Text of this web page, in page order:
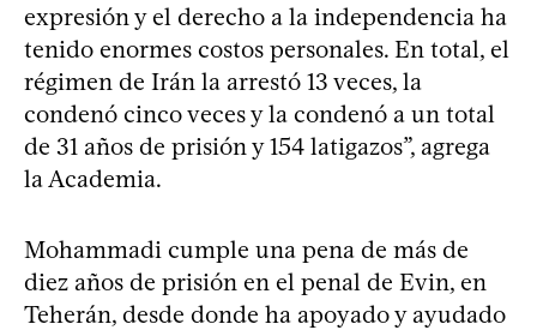
expresión y el derecho a la independencia ha
tenido enormes costos personales. En total, el
régimen de Irán la arrestó 13 veces, la
condenó cinco veces y la condenó a un total
de 31 años de prisión y 154 latigazos”, agrega
la Academia.
Mohammadi cumple una pena de más de
diez años de prisión en el penal de Evin, en
Teherán, desde donde ha apoyado y ayudado